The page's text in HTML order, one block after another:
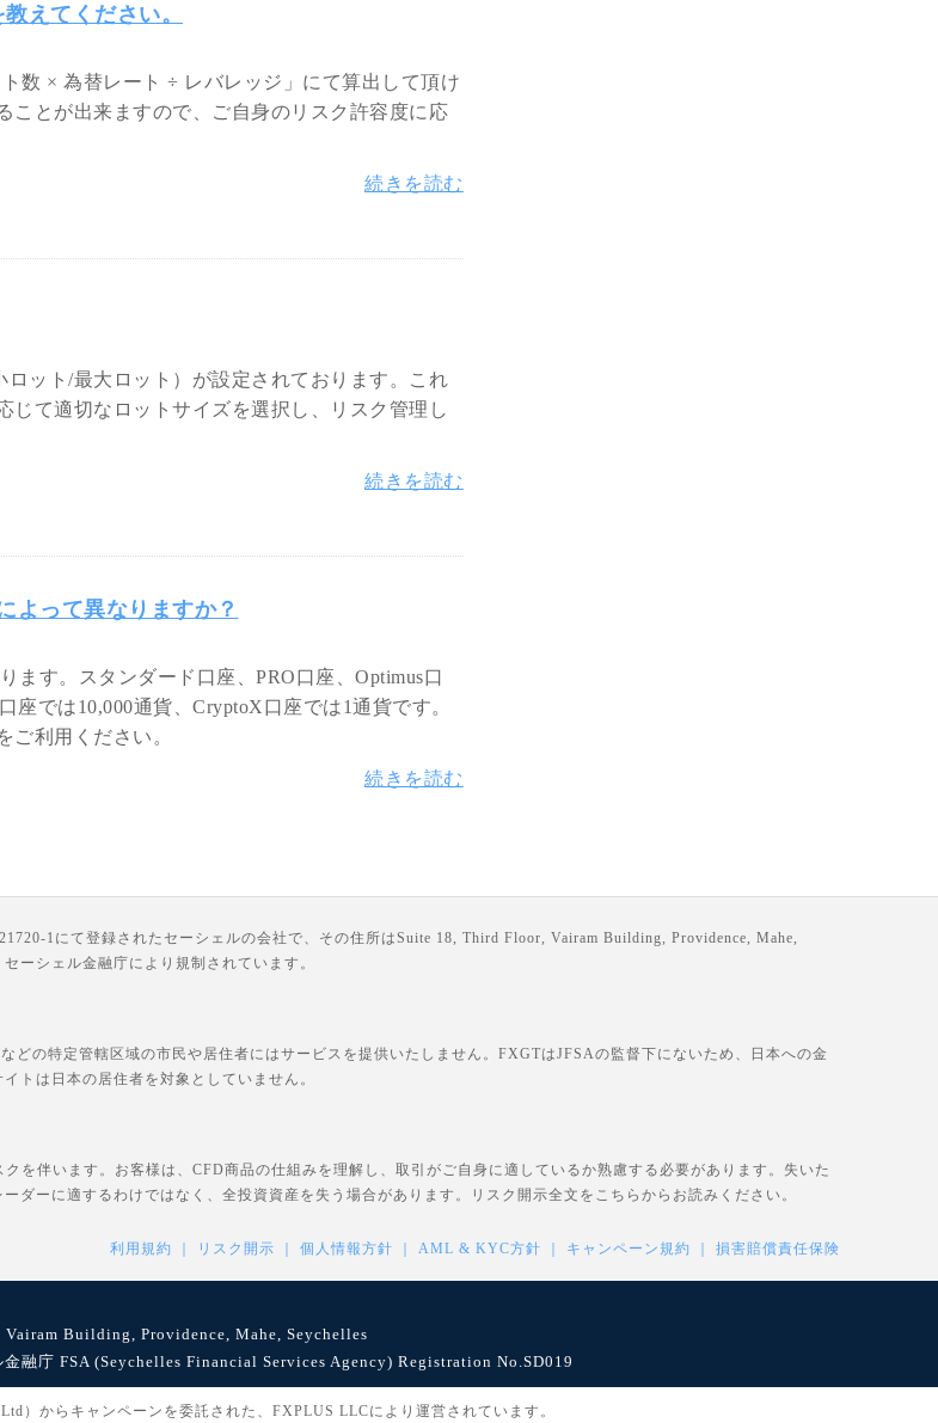
えてください。
数 × 為替レート ÷ レバレッジ」にて算出して頂け
ことが出来ますので、ご自身のリスク許容度に応
続きを読む
ット/最大ロット）が設定されております。これ
て適切なロットサイズを選択し、リスク管理し
続きを読む
よって異なりますか？
ます。スタンダード口座、PRO口座、Optimus口
座では10,000通貨、CryptoX口座では1通貨です。
ご利用ください。
続きを読む
1にて登録されたセーシェルの会社で、その住所はSuite 18, Third Floor, Vairam Building, Providence, Mahe,
ーシェル金融庁により規制されています。
の特定管轄区域の市民や居住者にはサービスを提供いたしません。FXGTはJFSAの監督下にないため、日本への金
トは日本の居住者を対象としていません。
を伴います。お客様は、CFD商品の仕組みを理解し、取引がご自身に適しているか熟慮する必要があります。失いた
ダーに適するわけではなく、全投資資産を失う場合があります。リスク開示全文を こちら からお読みください。
利用規約 リスク開示 個人情報方針 AML & KYC方針 キャンペーン規約 損害賠償責任保険
Building, Providence, Mahe, Seychelles
融庁 FSA (Seychelles Financial Services Agency) Registration No.SD019
）からキャンペーンを委託された、FXPLUS LLCにより運営されています。